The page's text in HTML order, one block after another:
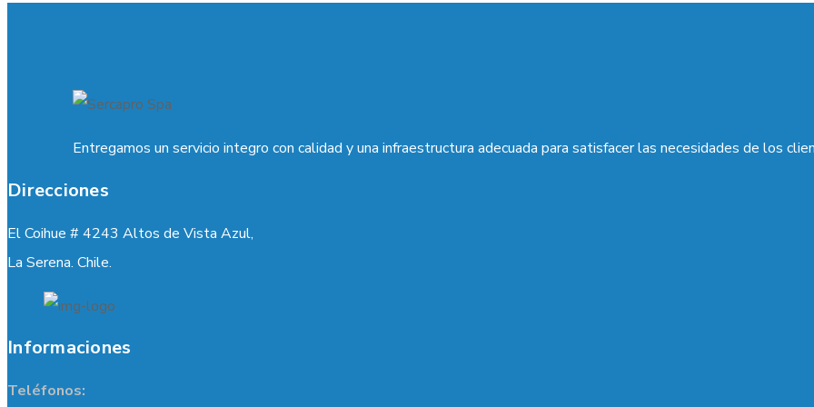
Entregamos un servicio integro con calidad y una infraestructura adecuada para satisfacer las necesidades de los
Direcciones
El Coihue # 4243 Altos de Vista Azul,
La Serena. Chile.
Informaciones
Teléfonos: